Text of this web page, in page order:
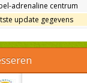
adrenaline centrum
update gegevens